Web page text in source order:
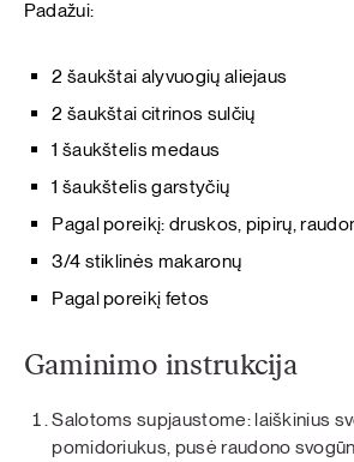
Padažui:
2 šaukštai alyvuogių aliejaus
2 šaukštai citrinos sulčių
1 šaukštelis medaus
1 šaukštelis garstyčių
Pagal poreikį: druskos, pipirų,
3/4 stiklinės makaronų
Pagal poreikį fetos
Gaminimo instrukcija
Salotoms supjaustome: laiškinius
pomidoriukus, pusė raudono